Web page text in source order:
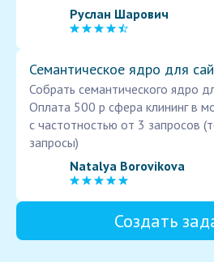
Руслан Шарович
Семантическое ядро для
Собрать семантического ядро
Оплата 500 р сфера клининг в
с частотностью от 3 запросов
запросы)
Natalya Borovikova
Создать